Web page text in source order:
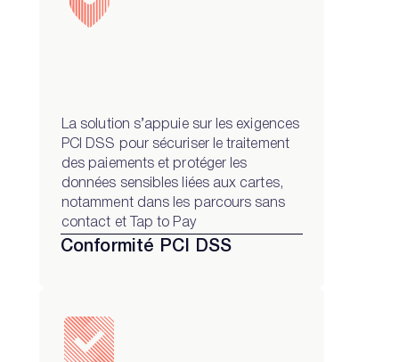
La solution s’appuie sur les exigences
PCI DSS pour sécuriser le traitement
des paiements et protéger les
données sensibles liées aux cartes,
notamment dans les parcours sans
contact et Tap to Pay
Conformité PCI DSS